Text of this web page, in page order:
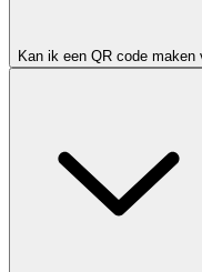
Kan ik een QR code